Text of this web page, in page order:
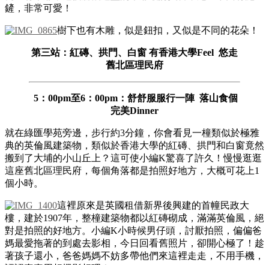
鏟，非常可愛！
樹下也有木雕，似是鈕扣，又似是不同的花朵！
第三站：紅磚、拱門、白窗 有香港大學Feel 悠走
舊北區理民府
5：00pm至6：00pm：舒舒服服行一陣 落山食個
完美Dinner
就在綠匯學苑旁邊，步行約3分鐘，你會看見一橦類似於極雅
典的英倫風建築物，類似於香港大學的紅磚、拱門和白窗竟然
搬到了大埔的小山丘上？這可使小編K驚喜了許久！慢慢逛逛
這座舊北區理民府，每個角落都是拍照好地方，大概可花上1
個小時。
這裡原來是英國租借新界後興建的首幢民政大
樓，建於1907年，整橦建築物都以紅磚砌成，滿滿英倫風，絕
對是拍照的好地方。小編K小時候男仔頭，討厭拍照，偏偏爸
媽最愛拖著的到處去影相，今日回看舊照片，卻開心極了！趁
著孩子還小，爸爸媽媽不妨多帶他們來這裡走走，不用手機，